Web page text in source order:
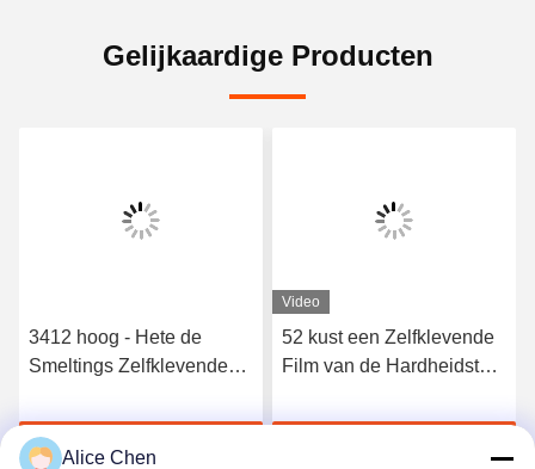
Gelijkaardige Producten
3412 hoog - Hete de
Smeltings Zelfklevende
Elastische Polyurethaan
Krijg Beste Prijs
Video
52 kust een Zelfklevende
Film van de Hardheidstpu
Naadloos Ondergoed
Alice Chen